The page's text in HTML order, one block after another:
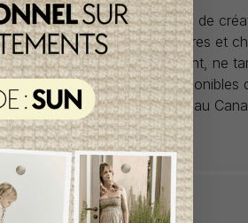
de vêtements pour bébés de
dénichons les perles rares et
Si un vêtement vous convient, ne
articles offerts ne sont disponibles
de la livraison gratuite au
et plus avant taxes.